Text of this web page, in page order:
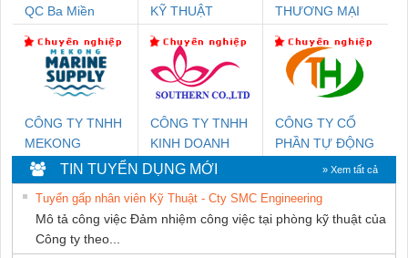
QC Ba Miền
KỸ THUẬT
NAM
THƯƠNG MẠI
NAM
CÔNG TY TNHH
MEKONG
MARINE SUPPLY
CÔNG TY TNHH
KINH DOANH
DỊCH VỤ XNK
PHƯƠNG NAM
CÔNG TY CỔ
PHẦN TỰ ĐỘNG
TIẾN HƯNG
TIN TUYỂN DỤNG MỚI » Xem tất cả
Tuyển gấp nhân viên Kỹ Thuật - Cty SMC Engineering
Mô tả công việc Đảm nhiệm công việc tại phòng kỹ thuật của
Công ty theo...